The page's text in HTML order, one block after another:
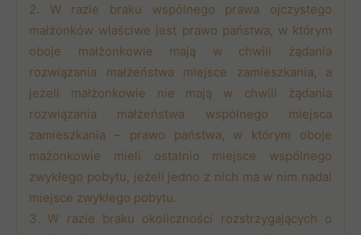
2. W razie braku wspólnego prawa ojczystego
małżonków właściwe jest prawo państwa, w którym
oboje małżonkowie mają w chwili żądania
rozwiązania małżeństwa miejsce zamieszkania, a
jeżeli małżonkowie nie mają w chwili żądania
rozwiązania małżeństwa wspólnego miejsca
zamieszkania – prawo państwa, w którym oboje
mażonkowie mieli ostatnio miejsce wspólnego
zwykłego pobytu, jeżeli jedno z nich ma w nim nadal
miejsce zwykłego pobytu.
3. W razie braku okoliczności rozstrzygających o